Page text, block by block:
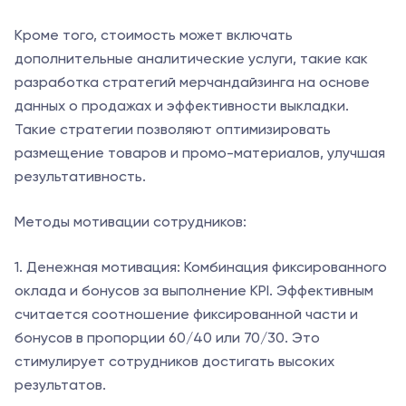
Кроме того, стоимость может включать
дополнительные аналитические услуги, такие как
разработка стратегий мерчандайзинга на основе
данных о продажах и эффективности выкладки.
Такие стратегии позволяют оптимизировать
размещение товаров и промо-материалов, улучшая
результативность.
Методы мотивации сотрудников:
1. Денежная мотивация: Комбинация фиксированного
оклада и бонусов за выполнение KPI. Эффективным
считается соотношение фиксированной части и
бонусов в пропорции 60/40 или 70/30. Это
стимулирует сотрудников достигать высоких
результатов.